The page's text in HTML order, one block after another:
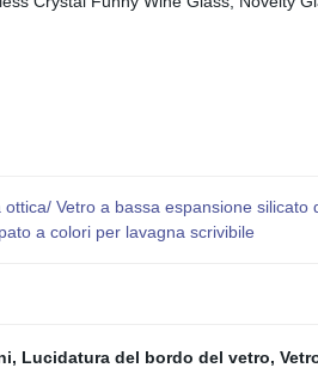
ottica/ Vetro a bassa espansione
a colori per lavagna scrivibile
, Lucidatura del bordo del vetro,